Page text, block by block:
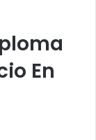
En